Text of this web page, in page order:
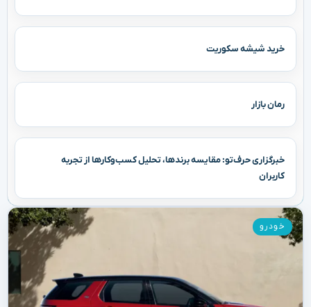
خرید شیشه سکوریت
رمان بازار
خبرگزاری حرف‌تو: مقایسه برندها، تحلیل کسب‌وکارها از تجربه
کاربران
خودرو